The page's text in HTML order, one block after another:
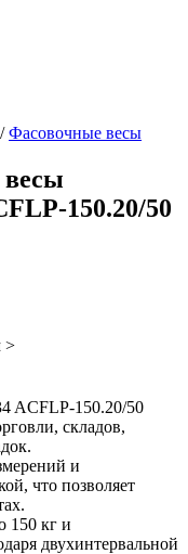
/Фасовочные весы
150.20/50
>
ACFLP-150.20/50
складов,
и
что позволяет
150 кг и
двухинтервальной